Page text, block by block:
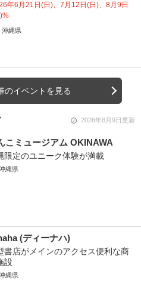
年6月21日(日)、7月12日(日)、8月9日
沖縄県
のイベントを見る
2026年8月9日更新
こミュージアム OKINAWA
限定のユニーク体験が満載
縄県
(ディーナハ)
書店がメインのアクセス便利な商
設
縄県